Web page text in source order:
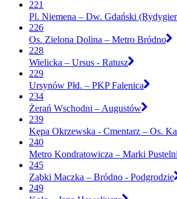
221
Pl. Niemena – Dw. Gdański
226
Os. Zielona Dolina – Metro Bródno
228
Wielicka – Ursus - Ratusz
229
Ursynów Płd. – PKP Falenica
234
Żerań Wschodni – Augustów
239
Kępa Okrzewska - Cmentarz – Os.
240
Metro Kondratowicza – Marki
245
Ząbki Maczka – Bródno - Podgrodzie
249